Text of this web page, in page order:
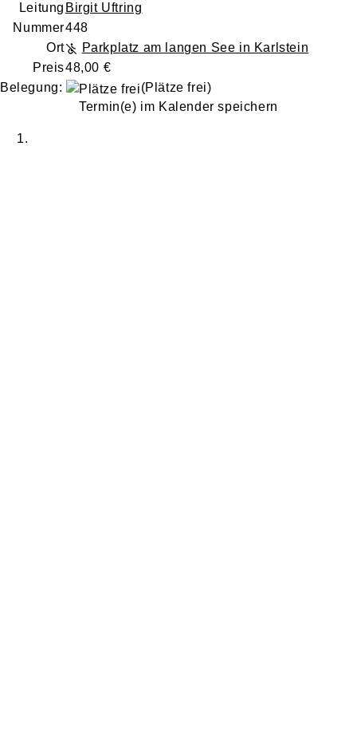
Leitung Birgit Uftring
Nummer448
Ort
Parkplatz am langen See in Karlstein
Preis48,00 €
Belegung:
(Plätze frei)
Termin(e) im Kalender speichern